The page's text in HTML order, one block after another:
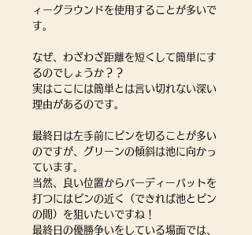
ィーグラウンドを使用することが多いで
す。
なぜ、わざわざ距離を短くして簡単にす
るのでしょうか？？
実はここには簡単とは言い切れない深い
理由があるのです。
最終日は左手前にピンを切ることが多い
のですが、グリーンの傾斜は池に向かっ
ています。
当然、良い位置からバーディーパットを
打つにはピンの近く（できれば池とピン
の間）を狙いたいですね！
最終日の優勝争いをしている場面では、